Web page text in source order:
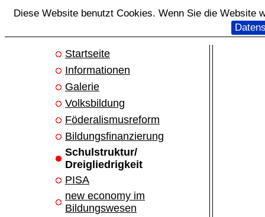
Diese Website benutzt Cookies. Wenn Sie die Website
Startseite
Informationen
Galerie
Volksbildung
Föderalismusreform
Bildungsfinanzierung
Schulstruktur/
Dreigliedrigkeit
PISA
new economy im
Bildungswesen